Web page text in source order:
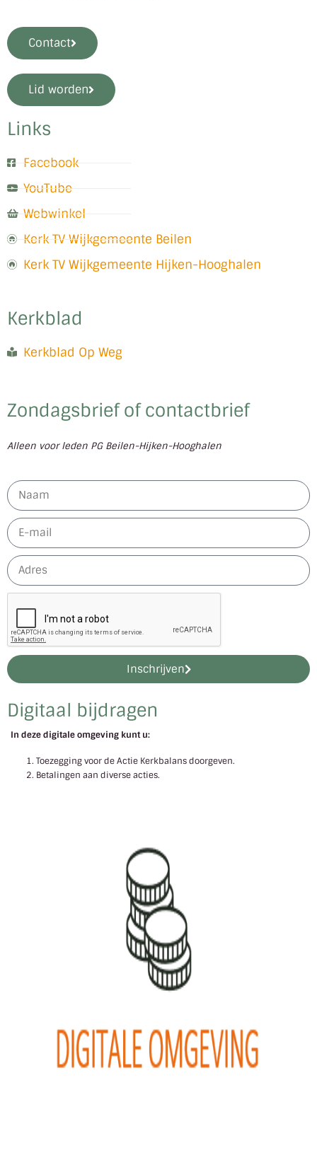
Contact
Lid worden
Digitaal bijdragen
In deze digitale omgeving kunt u:
Toezegging voor de Actie Kerkbalans doorgeven.
Betalingen aan diverse acties.
Links
Facebook
YouTube
Webwinkel
Kerk TV Wijkgemeente Beilen
Kerk TV Wijkgemeente Hijken-Hooghalen
Kerkblad
Kerkblad Op Weg
Zondagsbrief of contactbrief
Alleen voor leden PG Beilen-Hijken-Hooghalen
Inschrijven